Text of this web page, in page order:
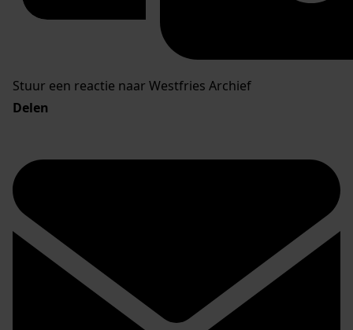
Stuur een reactie naar Westfries Archief
Delen